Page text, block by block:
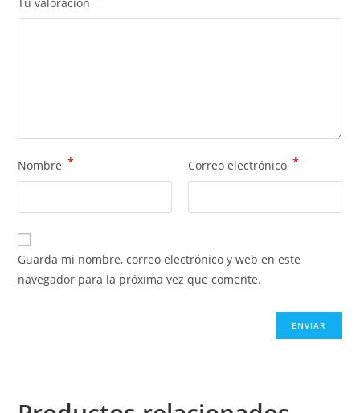
Nombre * Correo electrónico *
Guarda mi nombre, correo electrónico y web en este
navegador para la próxima vez que comente.